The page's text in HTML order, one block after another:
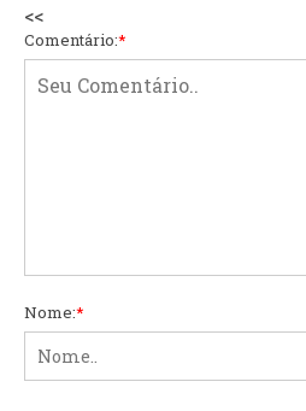
<<
Comentário:*
Nome:*